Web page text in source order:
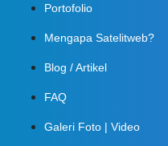
Portofolio
Mengapa Satelitweb?
Blog / Artikel
FAQ
Galeri Foto | Video